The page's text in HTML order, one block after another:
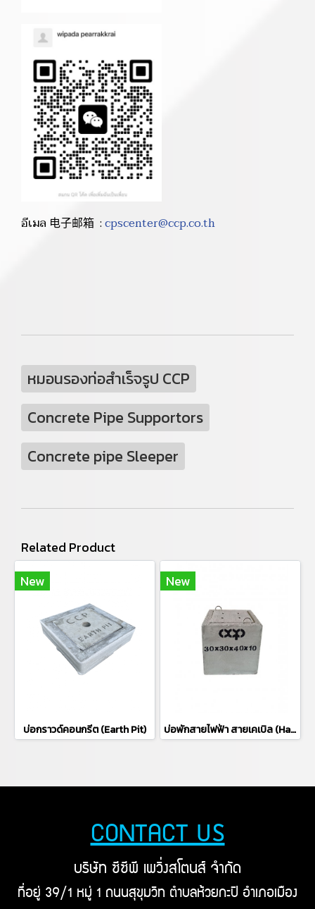
อีเมล 电子邮箱 :cpscenter@ccp.co.th
หมอนรองท่อสำเร็จรูป CCP
Concrete Pipe Supportors
Concrete pipe Sleeper
Related Product
New
บ่อกราวด์คอนกรีต (Earth Pit)
New
บ่อพักสายไฟฟ้า สายเคเบิล (Handhole) ขนาด 30 cm มาตราฐาน CPS พร้อมฝาคอนกรีต บ่อพั
CONTACT US
บริษัท ซีซีพี เพวิ่งสโตนส์ จำกัด
ที่อยู่ 39/1 หมู่ 1 ถนนสุขุมวิท ตำบลห้วยกะปิ อำเภอเมือง